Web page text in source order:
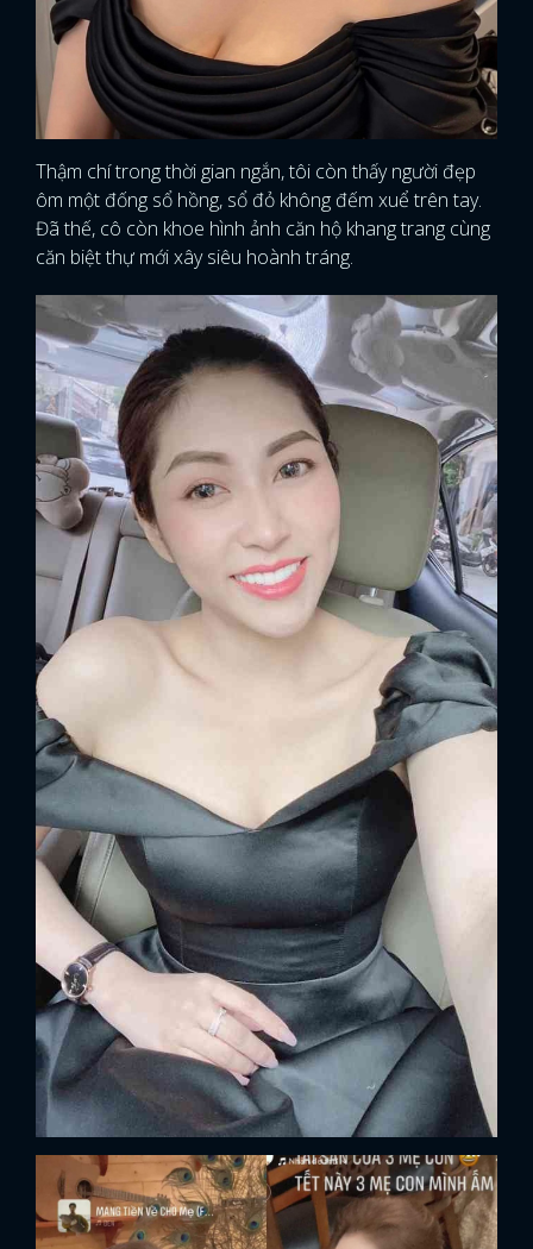
Thậm chí trong thời gian ngắn, tôi còn thấy người đẹp
ôm một đống sổ hồng, sổ đỏ không đếm xuể trên tay.
Đã thế, cô còn khoe hình ảnh căn hộ khang trang cùng
căn biệt thự mới xây siêu hoành tráng.